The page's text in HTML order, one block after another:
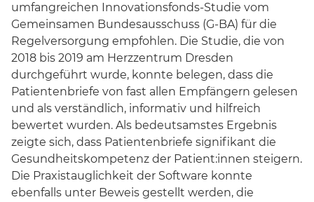
umfangreichen Innovationsfonds-Studie vom
Gemeinsamen Bundesausschuss (G-BA) für die
Regelversorgung empfohlen. Die Studie, die von
2018 bis 2019 am Herzzentrum Dresden
durchgeführt wurde, konnte belegen, dass die
Patientenbriefe von fast allen Empfängern gelesen
und als verständlich, informativ und hilfreich
bewertet wurden. Als bedeutsamstes Ergebnis
zeigte sich, dass Patientenbriefe signifikant die
Gesundheitskompetenz der Patient:innen steigern.
Die Praxistauglichkeit der Software konnte
ebenfalls unter Beweis gestellt werden, die